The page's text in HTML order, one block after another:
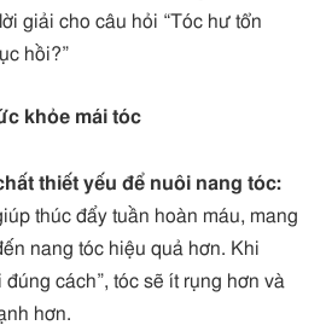
giải cho câu hỏi “Tóc hư tổn
hồi?”
khỏe mái tóc
thiết yếu để nuôi nang tóc:
thúc đẩy tuần hoàn máu, mang
nang tóc hiệu quả hơn. Khi
đúng cách”, tóc sẽ ít rụng hơn và
hơn.